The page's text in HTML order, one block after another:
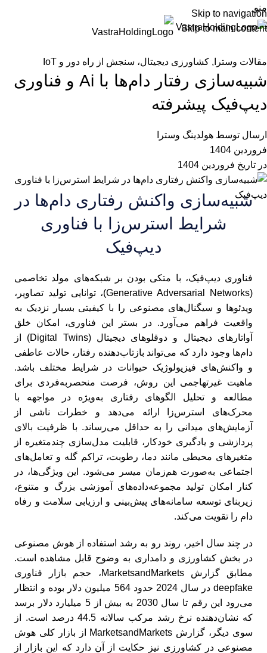
Skip to navigation
Skip to main content
منو
مقالات وسترا , کشاورزی دیجیتال، سنجش از راه دور و IoT
شبیه‌سازی رفتار دام‌ها با Ai و فناوری
دیپ‌فیک پیشرفته
ارسال توسط هولدینگ وسترا
فروردین 1404
در تاریخ فروردین 1404
شبیه‌سازی واکنش رفتاری دام‌ها در
شرایط استرس‌زا با فناوری
دیپ‌فیک
فناوری دیپ‌فیک، با متکی بودن بر شبکه‌های مولد تخاصمی
(Generative Adversarial Networks)، توانایی تولید تصاویر،
ویدئوها و سیگنال‌های مصنوعی را با کیفیتی بسیار نزدیک به
واقعیت فراهم می‌آورد. در بستر این فناوری، امکان خلق
آواتارهای دیجیتال و دوقلوهای دیجیتال (Digital Twins) از
دام‌ها وجود دارد که می‌تواند بازتاب‌دهنده رفتار، حالات عاطفی
و واکنش‌های فیزیولوژیک حیوانات در شرایط مختلف باشد.
ماهیت غیرتهاجمی این روش، فرصت منحصربه‌فردی برای
مطالعه و تحلیل الگوهای رفتاری به‌ویژه در مواجهه با
محرک‌های استرس‌زا ارائه می‌دهد و خطرات ناشی از
آزمایش‌های میدانی را به حداقل می‌رساند. با ظرفیت بالای
پردازشی و یادگیری خودکار، قابلیت مدل‌سازی چندمتغیره از
متغیرهای محیطی مانند دما، رطوبت، تراکم گله و تعامل‌های
اجتماعی به‌صورت هم‌زمان میسر می‌شود. این ویژگی‌ها، در
کنار امکان تولید مجموعه‌داده‌های آموزشی بزرگ و متنوع،
زیربنای توسعه سامانه‌های پیش‌بینی و ارزیابی سلامت و رفاه
دام را تقویت می‌کند.
در چند سال اخیر، روند رو به رشد استفاده از هوش مصنوعی
در بخش کشاورزی و دامداری به وضوح قابل مشاهده است.
مطابق گزارش MarketsandMarkets، حجم بازار فناوری
deepfake در سال 2024 حدود 564 میلیون دلار بوده و انتظار
می‌رود این رقم تا سال 2030 به بیش از 5 میلیارد دلار برسد
که نشان‌دهنده نرخ رشد مرکب سالانه 44.5 درصد است. از
سوی دیگر، گزارش MarketsandMarkets از بازار کلی هوش
مصنوعی در کشاورزی نیز حکایت از آن دارد که این بازار از